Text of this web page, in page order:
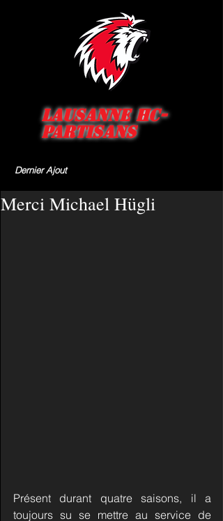
Lausanne HC-
Partisans
Dernier Ajout
Merci Michael Hügli
Présent durant quatre saisons, il a
toujours su se mettre au service de